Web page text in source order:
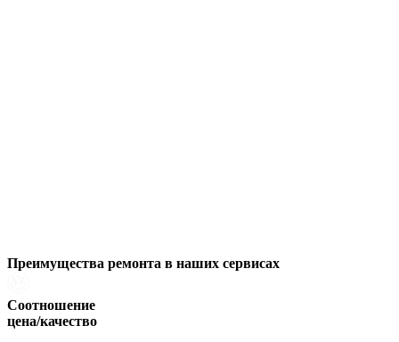
Преимущества ремонта в наших сервисах
Соотношение
цена/качество